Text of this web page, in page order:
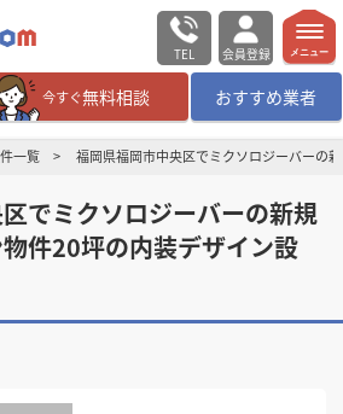
TEL 会員登録
今すぐ無料相談 おすすめ業者
ログイン／会員登録
者を探す
メニュー
一覧 福岡県福岡市中央区でミクソロジーバーの
でミクソロジーバーの新規
件20坪の内装デザイン設